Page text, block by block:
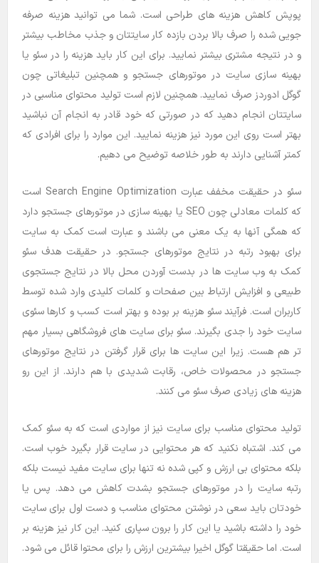
پوپش کاهش هزینه های طراحی است. شما می توانید هزینه صرفه
جویی شده را صرف بالا بردن بازده کار سایتتان و جذب مخاطب بیشتر
و در نتیجه مشتری بیشتر نمایید. برای این کار باید هزینه را در سئو یا
بهینه سازی سایت در موتورهای جستجو و همچنین تبلیغاتی چون
گوگل ادوردز صرف نمایید. همچنین لازم است تولید محتوای مناسبی در
سایتتان انجام دهید که در صورتی که خود قادر به انجام آن نباشید
بهتر است روی این مورد نیز هزینه نمایید. این موارد را برای افرادی که
کمتر آشنایی دارند به طور خلاصه توضیح می دهیم.
سئو در حقیقت مخفف عبارت Search Engine Optimization است
که کلمات معادلی چون SEO یا بهینه سازی در موتورهای جستجو دارد
که همگی آنها به یک معنی می باشند و عبارت است کمک به سایت
برای بهبود رتبه در نتایج موتورهای جستجو. در حقیقت هدف سئو
کمک به وب سایت ‌ها در بدست آوردن محل بالا در نتایج جستجوی
طبیعی و افزایش ارتباط بین صفحات و کلمات کلیدی وارد شده توسط
کاربران است. فرآیند سئو هزینه بر بوده و بهتر است کسب و کارها سئوی
سایت خود را جدی بگیرند. سئو برای سایت های فروشگاهی بسیار مهم
تر هم هست. زیرا این سایت ها برای قرار گرفتن در نتایج موتورهای
جستجو در محصولات خاص، رقابت شدیدی با هم دارند. از این رو
هزینه های زیادی صرف سئو می کنند.
تولید محتوای مناسب برای سایت نیز از مواردی است که به سئو کمک
می کند. اشتباه نکنید که هر محتوایی در سایت قرار بگیرد خوب است.
بلکه محتوای بی ارزش و کپی شده نه تنها برای سایت مفید نیست بلکه
رتبه سایت را در موتورهای جستجو بشدت کاهش می دهد. پس یا
خودتان باید سعی در نوشتن محتوای مناسب و دست اول برای سایت
خود را داشته باشید یا این کار را برون سپاری کنید. این کار نیز هزینه بر
است. اما حقیقتا گوگل اخیرا بیشترین ارزش را برای محتوا قائل می شود.